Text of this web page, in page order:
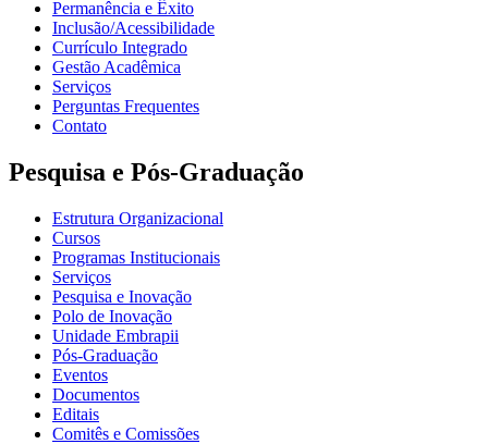
Permanência e Êxito
Inclusão/Acessibilidade
Currículo Integrado
Gestão Acadêmica
Serviços
Perguntas Frequentes
Contato
Pesquisa e Pós-Graduação
Estrutura Organizacional
Cursos
Programas Institucionais
Serviços
Pesquisa e Inovação
Polo de Inovação
Unidade Embrapii
Pós-Graduação
Eventos
Documentos
Editais
Comitês e Comissões